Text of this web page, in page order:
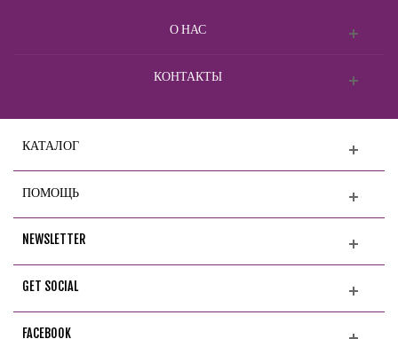
О НАС
КОНТАКТЫ
КАТАЛОГ
ПОМОЩЬ
NEWSLETTER
GET SOCIAL
FACEBOOK